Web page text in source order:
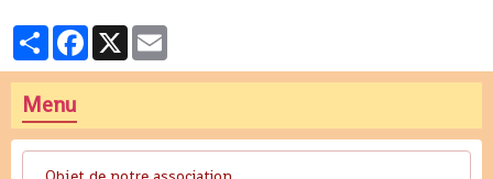
PartagerFacebook
X
Menu